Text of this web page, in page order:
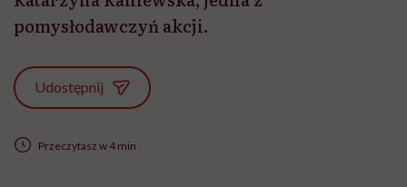
pomysłodawczyń akcji.
Udostępnij
Przeczytasz w 4 min